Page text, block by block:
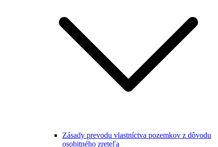
Zásady prevodu vlastníctva pozemkov z dôvodu
osobitného zreteľa